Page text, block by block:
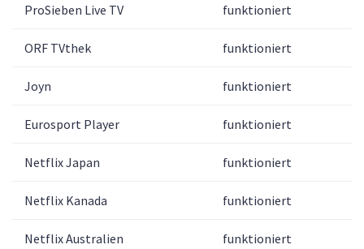
ProSieben Live TV funktioniert
ORF TVthek funktioniert
Joyn funktioniert
Eurosport Player funktioniert
Netflix Japan funktioniert
Netflix Kanada funktioniert
Netflix Australien funktioniert